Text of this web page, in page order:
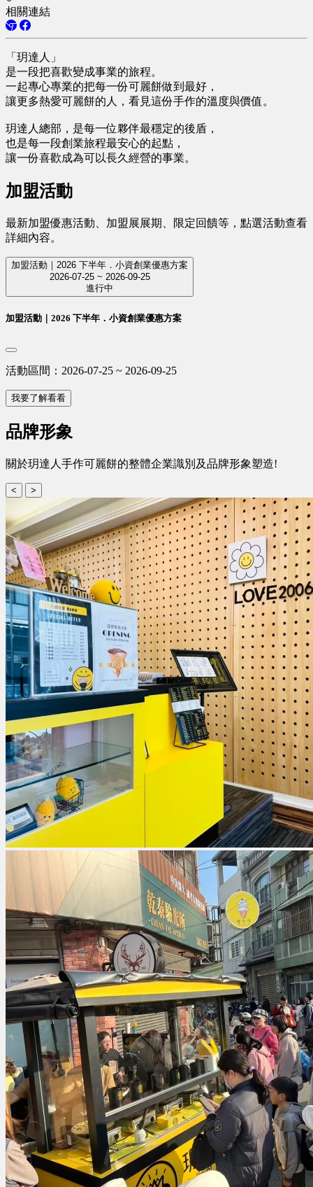
相關連結
「玥達人」
是一段把喜歡變成事業的旅程。
一起專心專業的把每一份可麗餅做到最好，
讓更多熱愛可麗餅的人，看見這份手作的溫度與價值。
玥達人總部，是每一位夥伴最穩定的後盾，
也是每一段創業旅程最安心的起點，
讓一份喜歡成為可以長久經營的事業。
加盟活動
最新加盟優惠活動、加盟展展期、限定回饋等，點選活動查看
詳細內容。
加盟活動｜2026 下半年．小資創業優惠方案
2026-07-25 ~ 2026-09-25
進行中
加盟活動｜2026 下半年．小資創業優惠方案
活動區間：2026-07-25 ~ 2026-09-25
我要了解看看
品牌形象
關於玥達人手作可麗餅的整體企業識別及品牌形象塑造!
< >